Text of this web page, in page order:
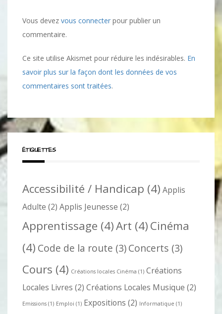
Vous devez vous connecter pour publier un
commentaire.
Ce site utilise Akismet pour réduire les indésirables. En
savoir plus sur la façon dont les données de vos
commentaires sont traitées.
ÉTIQUETTES
Accessibilité / Handicap (4) Applis
Adulte (2) Applis Jeunesse (2)
Apprentissage (4)Art (4) Cinéma
(4) Code de la route (3)Concerts (3)
Cours (4) Créations locales Cinéma (1) Créations
Locales Livres (2) Créations Locales Musique (2)
Emissions (1) Emploi (1) Expositions (2) Informatique (1)